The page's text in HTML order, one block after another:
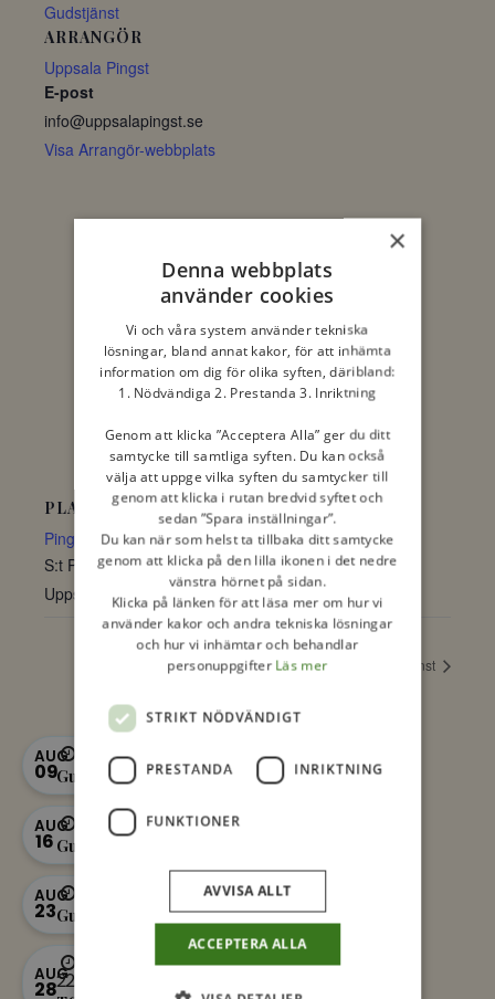
Gudstjänst
ARRANGÖR
Uppsala Pingst
E-post
info@uppsalapingst.se
Visa Arrangör-webbplats
PLATS
Pingstkyrkan
S:t Persgatan 9
Uppsala
Uppsala 753 20 Sverige + Google Map
Gudstjänst
AUG
09Gudstjänst
11:00 - 12:00
AUG
16 Gudstjänst
11:00 - 12:00
AUG
23Gudstjänst
AUG
2822:00
×
Denna webbplats
använder cookies
Vi och våra system använder tekniska
lösningar, bland annat kakor, för att inhämta
information om dig för olika syften, däribland:
1. Nödvändiga 2. Prestanda 3. Inriktning
Genom att klicka ”Acceptera Alla” ger du ditt
samtycke till samtliga syften. Du kan också
välja att uppge vilka syften du samtycker till
genom att klicka i rutan bredvid syftet och
sedan ”Spara inställningar”.
Du kan när som helst ta tillbaka ditt samtycke
genom att klicka på den lilla ikonen i det nedre
vänstra hörnet på sidan.
Klicka på länken för att läsa mer om hur vi
använder kakor och andra tekniska lösningar
och hur vi inhämtar och behandlar
personuppgifter Läs mer
STRIKT NÖDVÄNDIGT
PRESTANDA INRIKTNING
FUNKTIONER
ACCEPTERA ALLA
AVVISA ALLT